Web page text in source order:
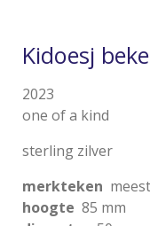
Kidoesj
2023
one of a kind
sterling zilver
merkteken
hoogte 85 mm